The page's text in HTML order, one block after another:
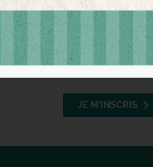
fortes avec les autres
JE M’INSCRIS